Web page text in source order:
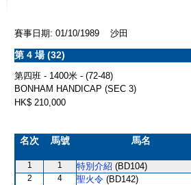
賽事日期: 01/10/1989 沙田
第 4 場 (32)
第四班 - 1400米 - (72-48)
BONHAM HANDICAP (SEC 3)
HK$ 210,000
名次 馬號 馬名
1 1 特別介紹 (BD104)
2 4 聖火令 (BD142)